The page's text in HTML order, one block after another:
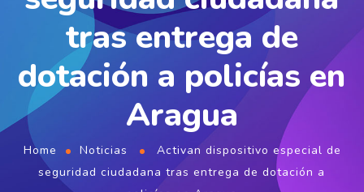
tras entrega de
dotación a policías en
Aragua
Home Noticias
Activan dispositivo especial de
seguridad ciudadana tras entrega de dotación a